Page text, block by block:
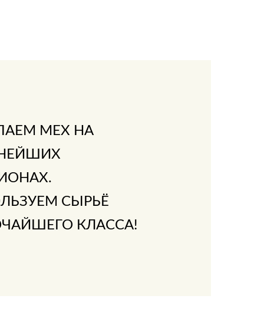
МЕХ НА
СЫРЬЁ
КЛАССА!